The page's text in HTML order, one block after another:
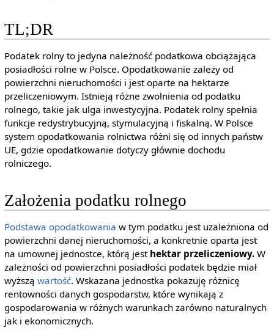
TL;DR
Podatek rolny to jedyna należność podatkowa obciążająca
posiadłości rolne w Polsce. Opodatkowanie zależy od
powierzchni nieruchomości i jest oparte na hektarze
przeliczeniowym. Istnieją różne zwolnienia od podatku
rolnego, takie jak ulga inwestycyjna. Podatek rolny spełnia
funkcje redystrybucyjną, stymulacyjną i fiskalną. W Polsce
system opodatkowania rolnictwa różni się od innych państw
UE, gdzie opodatkowanie dotyczy głównie dochodu
rolniczego.
Założenia podatku rolnego
Podstawa opodatkowania w tym podatku jest uzależniona od
powierzchni danej nieruchomości, a konkretnie oparta jest
na umownej jednostce, którą jest hektar przeliczeniowy.W
zależności od powierzchni posiadłości podatek będzie miał
wyższą wartość. Wskazana jednostka pokazuję różnicę
rentowności danych gospodarstw, które wynikają z
gospodarowania w różnych warunkach zarówno naturalnych
jak i ekonomicznych.